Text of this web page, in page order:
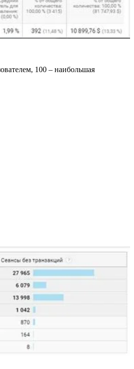
100 – наибольшая